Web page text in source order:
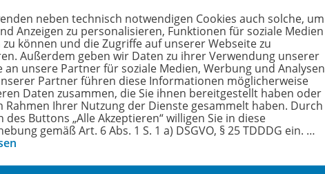
Materialien
Arabische Generallegende
Integration Arabisch sprechender
Kinder
Sofort verfügbar
neben technisch notwendigen Cookies auch solche, um
Anzeigen zu personalisieren, Funktionen für soziale Medien
können und die Zugriffe auf unserer Webseite zu
Außerdem geben wir Daten zu ihrer Verwendung unserer
an unsere Partner für soziale Medien, Werbung und Analysen
Partner führen diese Informationen möglicherweise
Daten zusammen, die Sie ihnen bereitgestellt haben oder
Rahmen Ihrer Nutzung der Dienste gesammelt haben. Durch
des Buttons „Alle Akzeptieren“ willigen Sie in diese
gemäß Art. 6 Abs. 1 S. 1 a) DSGVO, § 25 TDDDG ein. …